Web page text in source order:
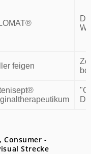
feigen
Consumer -
Strecke